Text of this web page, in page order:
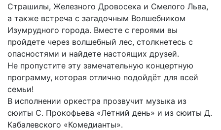
Страшилы, Железного Дровосека и Смелого Льва,
а также встреча с загадочным Волшебником
Изумрудного города. Вместе с героями вы
пройдете через волшебный лес, столкнетесь с
опасностями и найдете настоящих друзей.
Не пропустите эту замечательную концертную
программу, которая отлично подойдёт для всей
семьи!
В исполнении оркестра прозвучит музыка из
сюиты С. Прокофьева «Летний день» и из сюиты Д.
Кабалевского «Комедианты».